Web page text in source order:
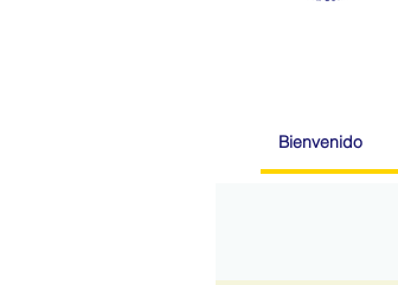
Bienvenido